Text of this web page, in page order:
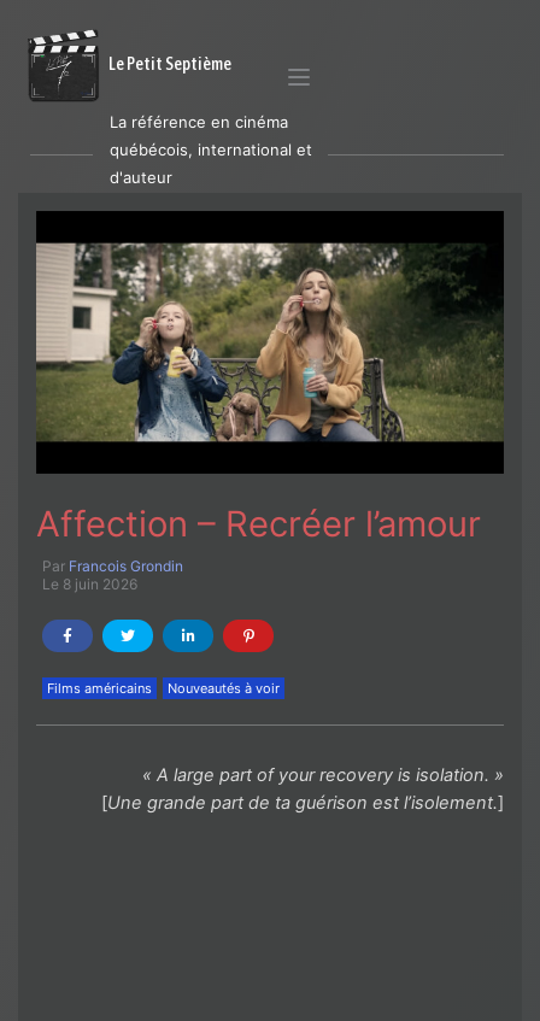
Le Petit Septième
La référence en cinéma
québécois, international et
d'auteur
Affection – Recréer l’amour
Par Francois Grondin
Le 8 juin 2026
Films américains Nouveautés à voir
« A large part of your recovery is isolation. »
[Une grande part de ta guérison est l’isolement.]